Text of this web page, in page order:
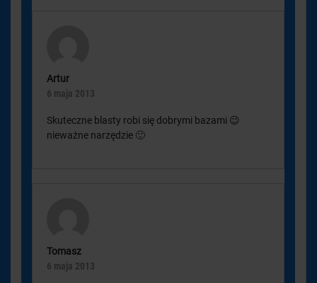
Artur
6 maja 2013
Skuteczne blasty robi się dobrymi bazami 😉
nieważne narzędzie 🙂
Tomasz
6 maja 2013